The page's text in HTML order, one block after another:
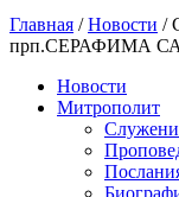
Главная /Новости /
прп.СЕРАФИМА
Новости
Митрополит